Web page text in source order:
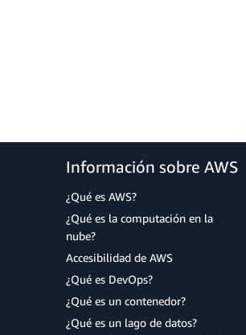
Información sobre AWS
¿Qué es AWS?
¿Qué es la computación en la
nube?
Accesibilidad de AWS
¿Qué es DevOps?
¿Qué es un contenedor?
¿Qué es un lago de datos?